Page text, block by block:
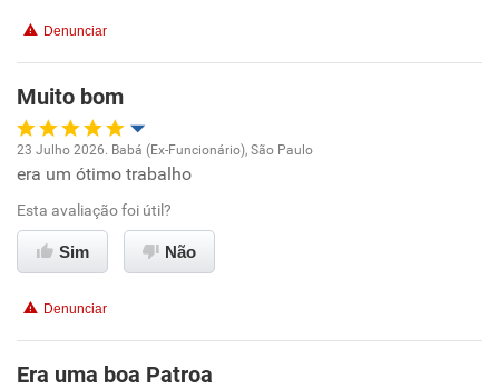
Denunciar
Muito bom
Oportunidade de promoção
Ambiente de trabalho
Benefícios
23 Julho 2026. Babá (Ex-Funcionário), São Paulo
era um ótimo trabalho
Esta avaliação foi útil?
Sim Não
Denunciar
Era uma boa Patroa